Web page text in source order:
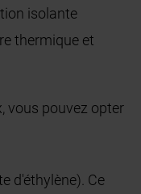
isolante
thermique et
vous pouvez opter
d'éthylène). Ce